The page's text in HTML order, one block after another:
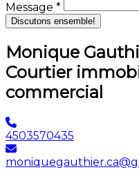
Message *
Discutons ensemble!
Monique
Courtier
commercial
4503570435